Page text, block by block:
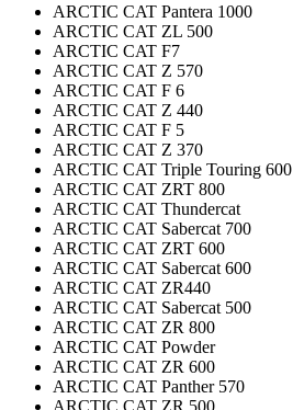
ARCTIC CAT Pantera 1000
ARCTIC CAT ZL 500
ARCTIC CAT F7
ARCTIC CAT Z 570
ARCTIC CAT F 6
ARCTIC CAT Z 440
ARCTIC CAT F 5
ARCTIC CAT Z 370
ARCTIC CAT Triple Touring 600
ARCTIC CAT ZRT 800
ARCTIC CAT Thundercat
ARCTIC CAT Sabercat 700
ARCTIC CAT ZRT 600
ARCTIC CAT Sabercat 600
ARCTIC CAT ZR440
ARCTIC CAT Sabercat 500
ARCTIC CAT ZR 800
ARCTIC CAT Powder
ARCTIC CAT ZR 600
ARCTIC CAT Panther 570
ARCTIC CAT ZR 500